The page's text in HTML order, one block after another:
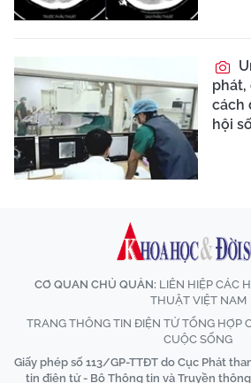
phát,
cách
hội
CƠ QUAN CHỦ QUẢN: LIÊN HIỆP CÁC
THUẬT VIỆT NAM
TRANG THÔNG TIN ĐIỆN TỬ TỔNG HỢP
CUỘC SỐNG
Giấy phép số 113/GP-TTĐT do Cục Phát
tin điện tử - Bộ Thông tin và Truyền